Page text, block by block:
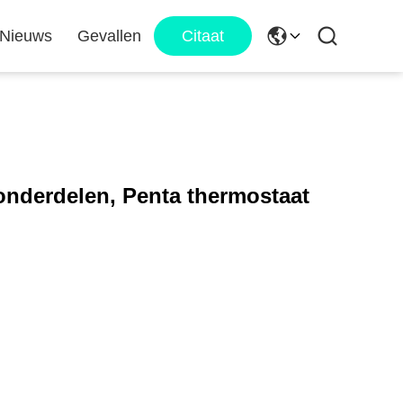
Nieuws Gevallen Citaat
Penta thermostaat